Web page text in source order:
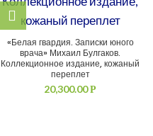
«Белая гвардия. Записки юного
врача» Михаил Булгаков.
Коллекционное издание, кожаный
переплет
20,300.00Р